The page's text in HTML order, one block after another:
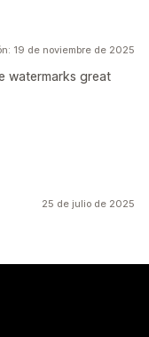
19 de noviembre de 2025
watermarks great
25 de julio de 2025